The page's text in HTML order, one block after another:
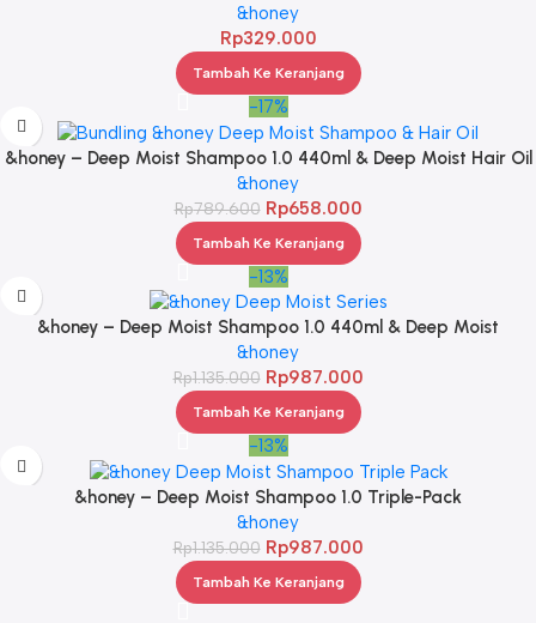
&honey
Rp329.000
Tambah Ke Keranjang
-17%
&honey – Deep Moist Shampoo 1.0 440ml & Deep Moist Hair Oil
3.0 100ml
&honey
Rp789.600 Rp658.000
Tambah Ke Keranjang
-13%
&honey – Deep Moist Shampoo 1.0 440ml & Deep Moist
Treatment 2.0 445Gr & Deep Moist Hair Oil 3.0 100ml
&honey
Rp1.135.000 Rp987.000
Tambah Ke Keranjang
-13%
&honey – Deep Moist Shampoo 1.0 Triple-Pack
&honey
Rp1.135.000 Rp987.000
Tambah Ke Keranjang